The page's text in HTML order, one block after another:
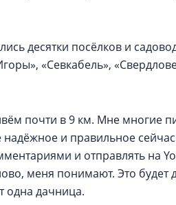
десятки посёлков и
«Севкабель»,
почти в 9 км. Мне многие
и правильное
и отправлять на
меня понимают. Это будет
одна дачница.